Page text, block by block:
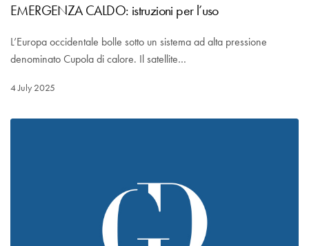
EMERGENZA CALDO: istruzioni per l’uso
L’Europa occidentale bolle sotto un sistema ad alta pressione
denominato Cupola di calore. Il satellite…
4 July 2025